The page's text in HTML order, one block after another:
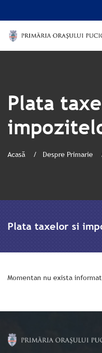
Plata
Acasă Despre Primarie
Plata taxelor si
Momentan nu exista